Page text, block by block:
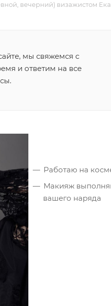
вечерний) визажистом
мы свяжемся с
и ответим на все
Работаю на
Макияж
вашего наряда